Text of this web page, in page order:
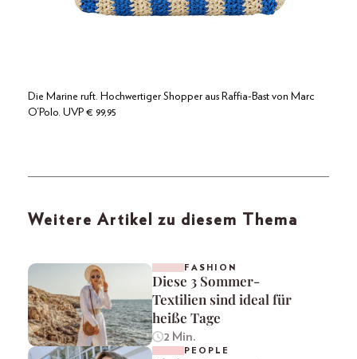
Die Marine ruft. Hochwertiger Shopper aus Raffia-Bast von Marc
O‘Polo. UVP € 99,95
Weitere Artikel zu diesem Thema
FASHION
Diese 3 Sommer-
Textilien sind ideal für
heiße Tage
2 Min.
PEOPLE